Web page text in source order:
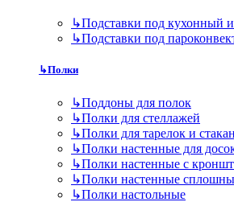
↳Подставки под кухонный
↳Подставки под
↳Полки
↳Поддоны для полок
↳Полки для стеллажей
↳Полки для тарелок и
↳Полки настенные для
↳Полки настенные с
↳Полки настенные
↳Полки настольные